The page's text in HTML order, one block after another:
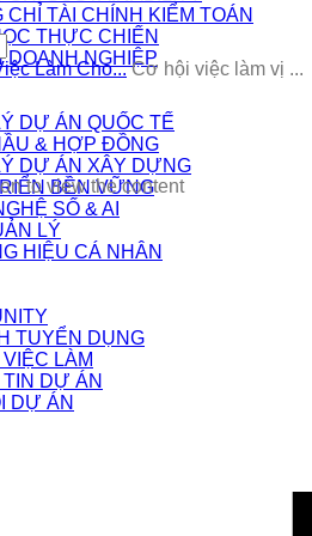
CHỈ TÀI CHÍNH KIỂM TOÁN
THỰC CHIẾN
DOANH NGHIỆP
DỰ ÁN QUỐC TẾ
& HỢP ĐỒNG
DỰ ÁN XÂY DỰNG
BỀN VỮNG
SỐ & AI
LÝ
HIỆU CÁ NHÂN
TUYỂN DỤNG
LÀM
DỰ ÁN
DỰ ÁN
Làm Cho... Cơ hội việc làm vị ...
to view the content